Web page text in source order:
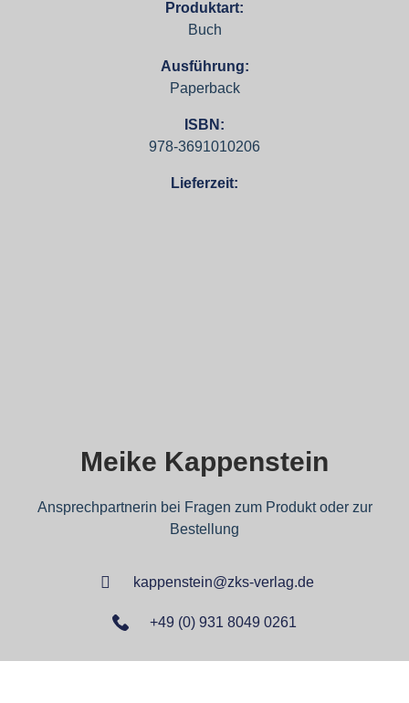
Produktart:
Buch
Ausführung:
Paperback
ISBN:
978-3691010206
Lieferzeit:
Meike Kappenstein
Ansprechpartnerin bei Fragen zum Produkt oder zur
Bestellung
kappenstein@zks-verlag.de
+49 (0) 931 8049 0261